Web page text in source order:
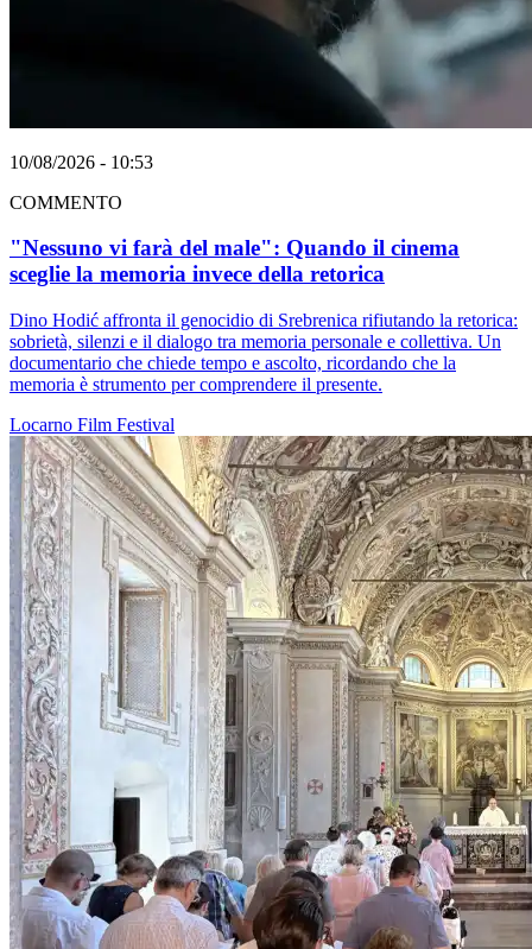
10/08/2026 - 10:53
COMMENTO
"Nessuno vi farà del male": Quando il cinema
sceglie la memoria invece della retorica
Dino Hodić affronta il genocidio di Srebrenica rifiutando la retorica:
sobrietà, silenzi e il dialogo tra memoria personale e collettiva. Un
documentario che chiede tempo e ascolto, ricordando che la
memoria è strumento per comprendere il presente.
Locarno Film Festival